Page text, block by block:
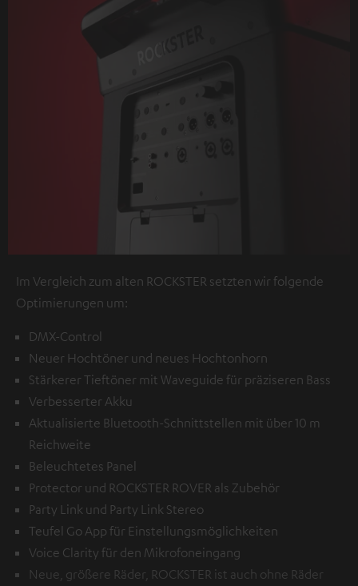
Im Vergleich zum alten ROCKSTER setzten wir folgende
Optimierungen um:
DMX-Control
Neuer Hochtöner und neues Hochtonhorn
Stärkerer Tieftöner mit Waveguide für präziseren Bass
Verbesserter Akku
Aktualisierte Bluetooth-Schnittstellen mit über 10 m
Reichweite
Beleuchtetes Panel
Protector und ROCKSTER ROVER als Zubehör
Party Link und Party Link Stereo
Teufel Go App für Einstellungsmöglichkeiten
Voice Clarity für den Mikrofoneingang
Neue, größere Räder, ROCKSTER ist auch ohne Räder